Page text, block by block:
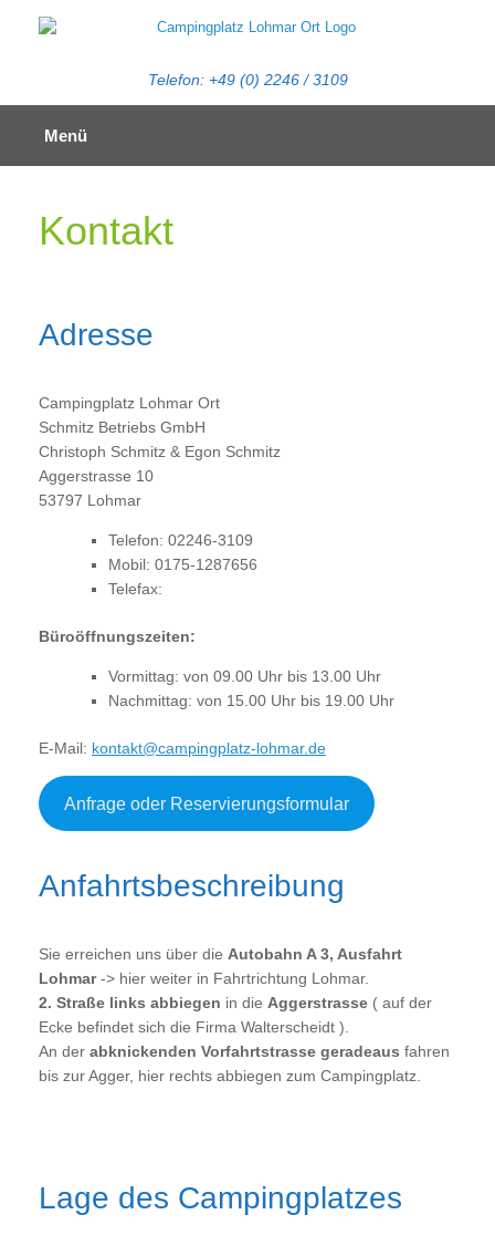
Telefon: +49 (0) 2246 / 3109
Menü
Kontakt
Adresse
Campingplatz Lohmar Ort
Schmitz Betriebs GmbH
Christoph Schmitz & Egon Schmitz
Aggerstrasse 10
53797 Lohmar
Telefon: 02246-3109
Mobil: 0175-1287656
Telefax:
Büroöffnungszeiten:
Vormittag: von 09.00 Uhr bis 13.00 Uhr
Nachmittag: von 15.00 Uhr bis 19.00 Uhr
E-Mail: kontakt@campingplatz-lohmar.de
Anfrage oder Reservierungsformular
Anfahrtsbeschreibung
Sie erreichen uns über die Autobahn A 3, Ausfahrt
Lohmar-> hier weiter in Fahrtrichtung Lohmar.
2. Straße links abbiegen in die Aggerstrasse ( auf der
Ecke befindet sich die Firma Walterscheidt ).
An der abknickenden Vorfahrtstrasse geradeaus fahren
bis zur Agger, hier rechts abbiegen zum Campingplatz.
Lage des Campingplatzes